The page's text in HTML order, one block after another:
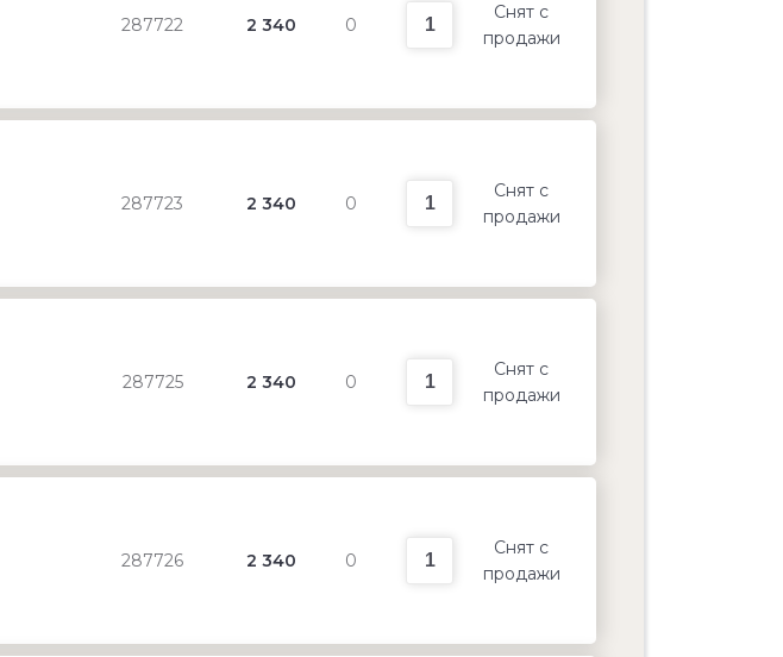
287722 2 340 0
Снят с
продажи
287723 2 340 0
Снят с
продажи
287725 2 340 0
Снят с
продажи
287726 2 340 0
Снят с
продажи